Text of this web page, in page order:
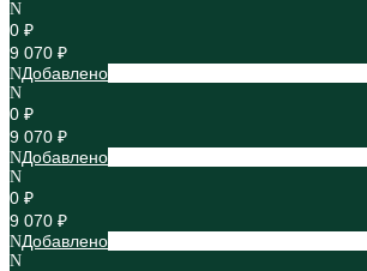
0 ₽
9 070 ₽
Добавлено
0 ₽
9 070 ₽
Добавлено
0 ₽
9 070 ₽
Добавлено